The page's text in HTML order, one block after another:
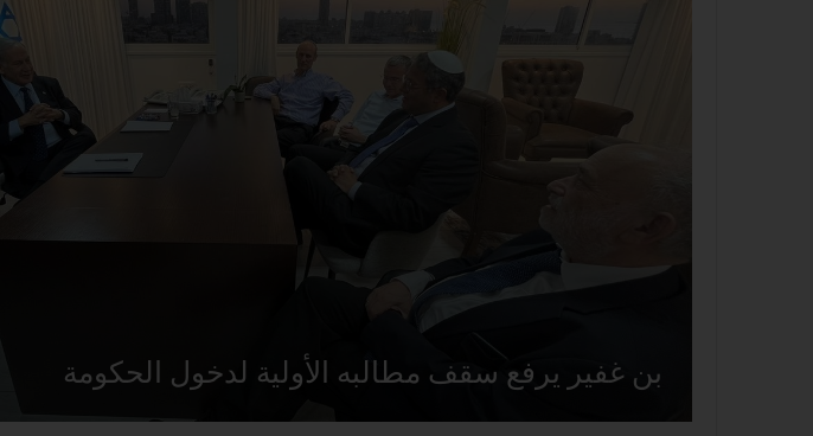
بن غفير يرفع سقف مطالبه الأولية لدخول الحكومة